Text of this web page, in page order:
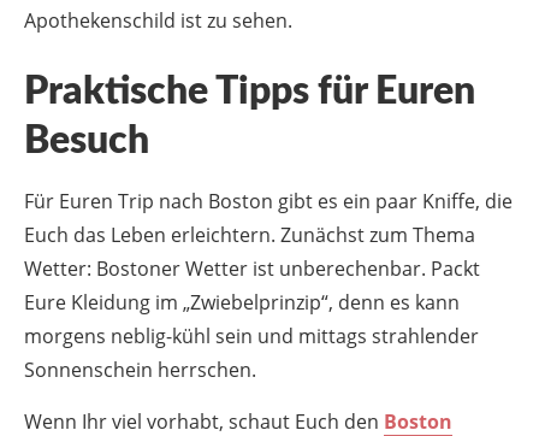
Praktische Tipps für Euren
Besuch
Für Euren Trip nach Boston gibt es ein paar Kniffe, die
Euch das Leben erleichtern. Zunächst zum Thema
Wetter: Bostoner Wetter ist unberechenbar. Packt
Eure Kleidung im „Zwiebelprinzip“, denn es kann
morgens neblig-kühl sein und mittags strahlender
Sonnenschein herrschen.
Wenn Ihr viel vorhabt, schaut Euch den Boston